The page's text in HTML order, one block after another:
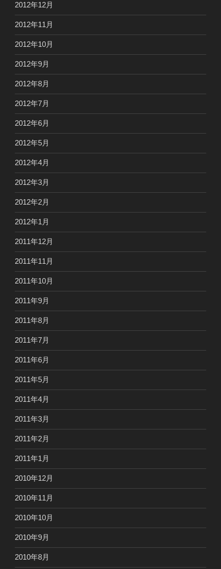
2012年12月
2012年11月
2012年10月
2012年9月
2012年8月
2012年7月
2012年6月
2012年5月
2012年4月
2012年3月
2012年2月
2012年1月
2011年12月
2011年11月
2011年10月
2011年9月
2011年8月
2011年7月
2011年6月
2011年5月
2011年4月
2011年3月
2011年2月
2011年1月
2010年12月
2010年11月
2010年10月
2010年9月
2010年8月